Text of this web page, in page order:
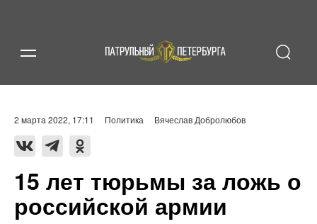
2 марта 2022, 17:11 Политика Вячеслав Добролюбов
15 лет тюрьмы за ложь о
российской армии